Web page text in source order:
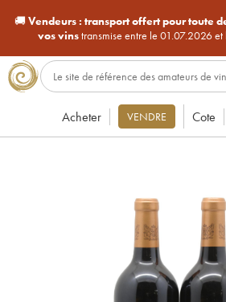
🚚Vendeurs : transport offert pour toute
vos vinstransmise entre le 01.07.2026
Acheter VENDRE Cote